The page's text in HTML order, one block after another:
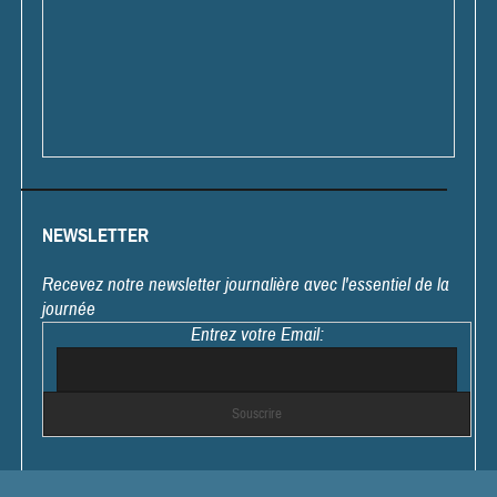
NEWSLETTER
Recevez notre newsletter journalière avec l'essentiel de la
journée
Entrez votre Email: